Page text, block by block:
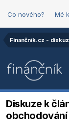
Co nového? Mé
Finančník.cz -
Diskuze k
obchodování